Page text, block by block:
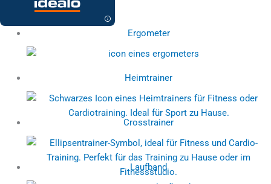
Ergometer
Heimtrainer
Crosstrainer
Laufband